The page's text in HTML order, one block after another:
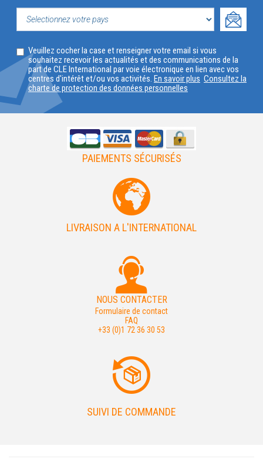
VOTRE
PROFIL
VOTRE
PAYS
Veuillez cocher la case et renseigner votre email si vous
souhaitez recevoir les actualités et des communications de la
part de CLE International par voie électronique en lien avec vos
centres d'intérêt et/ou vos activités. En savoir plus Consultez la
charte de protection des données personnelles
PAIEMENTS SÉCURISÉS
LIVRAISON A L'INTERNATIONAL
NOUS CONTACTER
Formulaire de contact
FAQ
+33 (0)1 72 36 30 53
SUIVI DE COMMANDE